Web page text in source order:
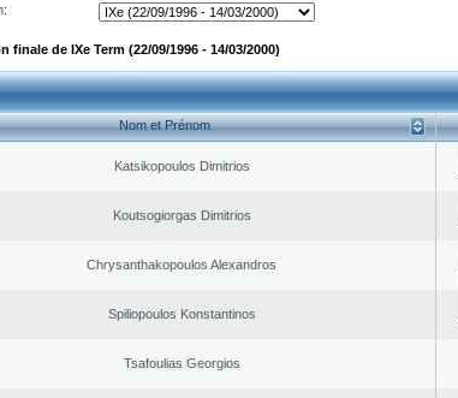
finale de IXe Term (22/09/1996 - 14/03/2000)
Nom et Prénom
Katsikopoulos Dimitrios
Koutsogiorgas Dimitrios
Chrysanthakopoulos Alexandros
Spiliopoulos Konstantinos
Tsafoulias Georgios